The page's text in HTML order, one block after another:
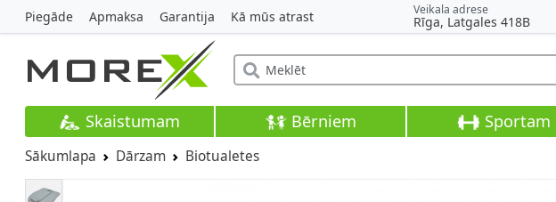
Piegāde Apmaksa Garantija Kā mūs atrast Veikala adrese
Rīga, Latgales 418B
Skaistumam Bērniem Sportam
Sākumlapa Dārzam Biotualetes